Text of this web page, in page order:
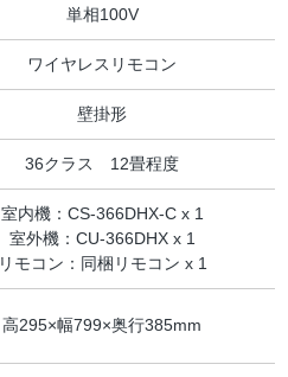
単相100V
ワイヤレスリモコン
壁掛形
36クラス 12畳程度
室内機：CS-366DHX-C x 1
室外機：CU-366DHX x 1
リモコン：同梱リモコン x 1
高295×幅799×奥行385mm